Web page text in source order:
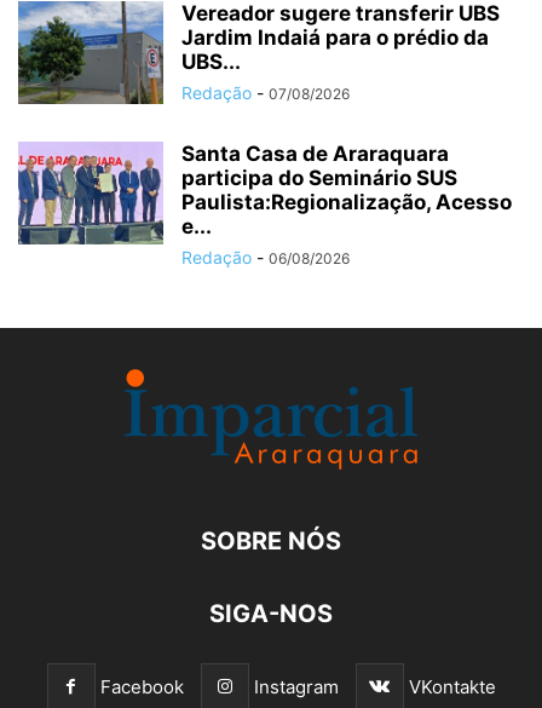
Vereador sugere transferir UBS
Jardim Indaiá para o prédio da
UBS...
Redação - 07/08/2026
Santa Casa de Araraquara
participa do Seminário SUS
Paulista:Regionalização, Acesso
e...
Redação - 06/08/2026
SOBRE NÓS
SIGA-NOS
Facebook Instagram VKontakte